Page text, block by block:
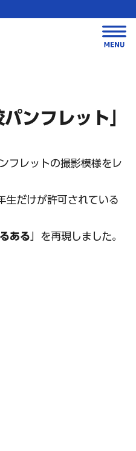
ンフレット」
フレットの撮影模様をレ
生だけが許可されている
ある 」を再現しました。